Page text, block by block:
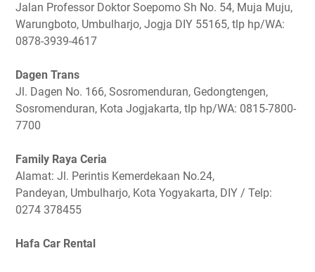
Jalan Professor Doktor Soepomo Sh No. 54, Muja Muju,
Warungboto, Umbulharjo, Jogja DIY 55165, tlp hp/WA:
0878-3939-4617
Dagen Trans
Jl. Dagen No. 166, Sosromenduran, Gedongtengen,
Sosromenduran, Kota Jogjakarta, tlp hp/WA: 0815-7800-
7700
Family Raya Ceria
Alamat: Jl. Perintis Kemerdekaan No.24,
Pandeyan, Umbulharjo, Kota Yogyakarta, DIY / Telp:
0274 378455
Hafa Car Rental